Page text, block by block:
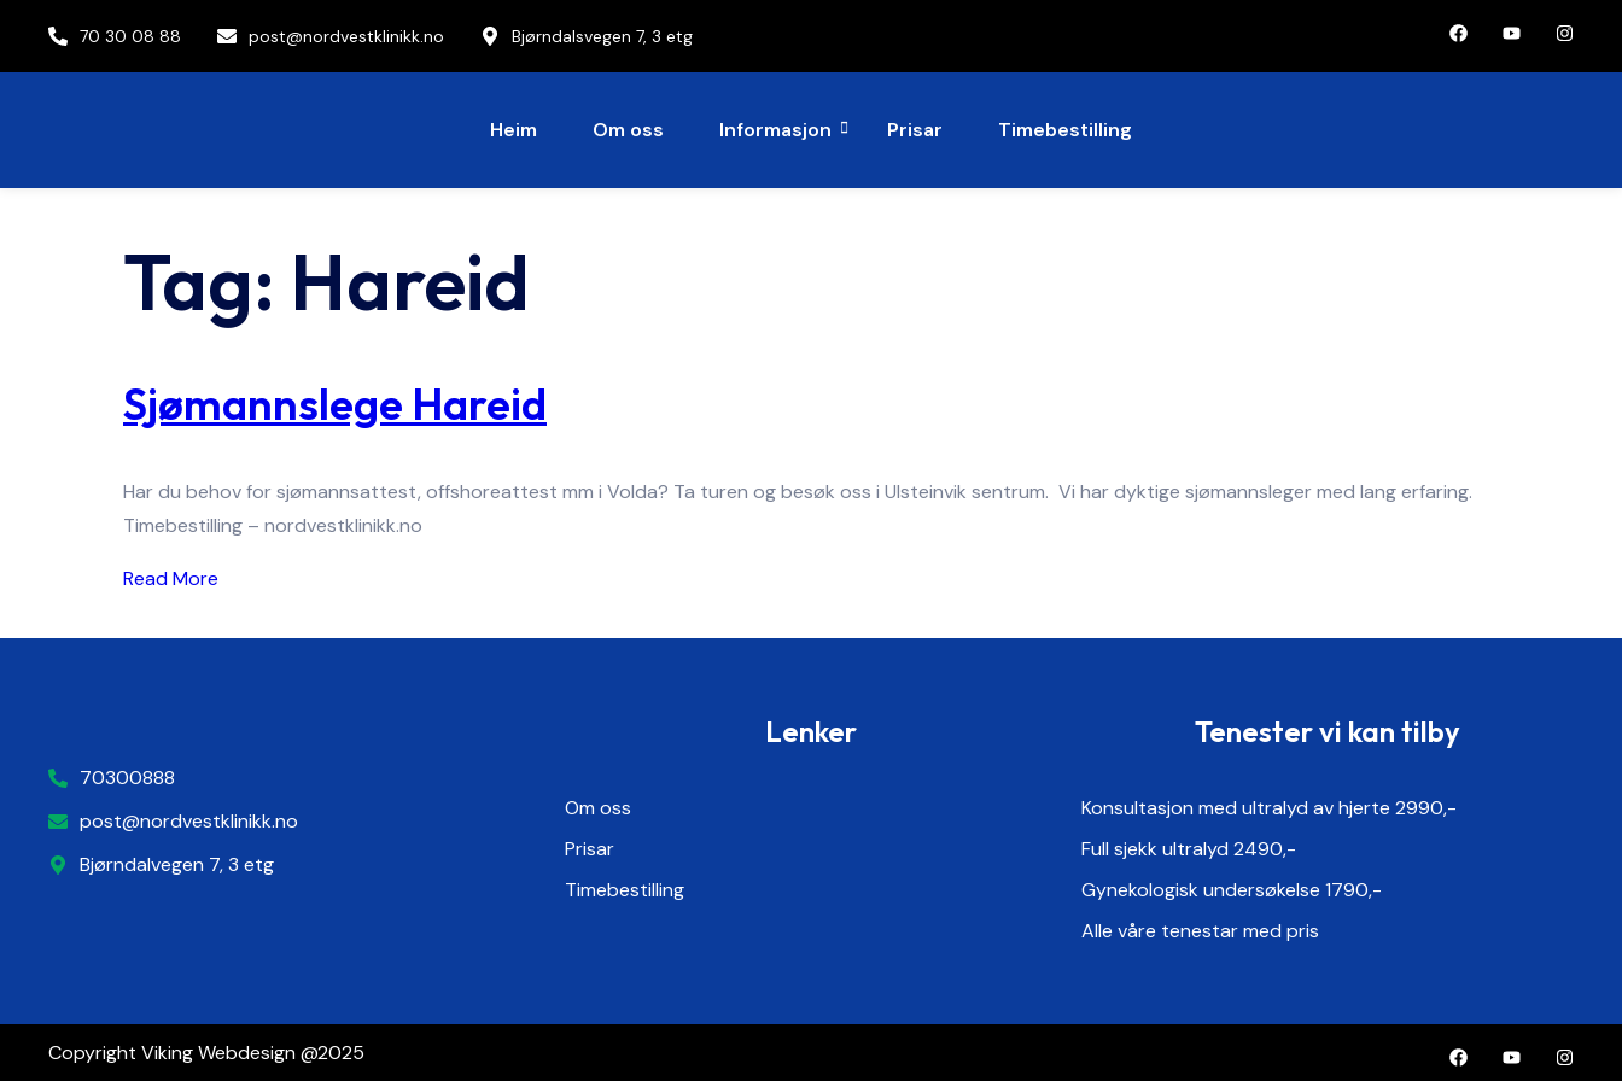
70 30 08 88 post@nordvestklinikk.no Bjørndalsvegen 7, 3 etg
Heim Om oss Informasjon Prisar Timebestilling
Tag: Hareid
Sjømannslege Hareid
Har du behov for sjømannsattest, offshoreattest mm i Volda? Ta turen og besøk oss i Ulsteinvik sentrum. Vi har dyktige sjømannsleger med lang erfaring.
Timebestilling – nordvestklinikk.no
Read More
70300888
post@nordvestklinikk.no
Bjørndalvegen 7, 3 etg
Lenker
Om oss
Prisar
Timebestilling
Tenester vi kan tilby
Konsultasjon med ultralyd av hjerte 2990,-
Full sjekk ultralyd 2490,-
Gynekologisk undersøkelse 1790,-
Alle våre tenestar med pris
Copyright Viking Webdesign @2025